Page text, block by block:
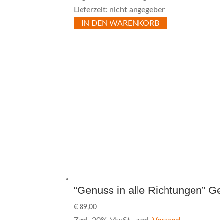
Lieferzeit: nicht angegeben
IN DEN WARENKORB
“Genuss in alle Richtungen”
€ 89,00